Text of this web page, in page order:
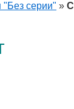
"Без серии" »